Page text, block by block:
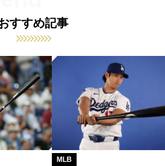
すすめ記事
MLB